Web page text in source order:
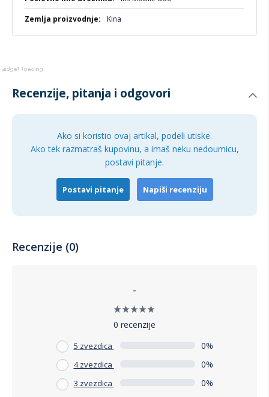
Kina
Recenzije, pitanja i odgovori
Ako si koristio ovaj artikal, podeli utiske.
Ako tek razmatraš kupovinu, a imaš neku nedoumicu,
postavi pitanje.
Postavi pitanje Napiši recenziju
Recenzije (0)
-
0 recenzije
5 zvezdica 0%
4 zvezdica 0%
3 zvezdica 0%